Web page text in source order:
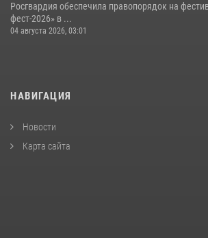
Росгвардия обеспечила правопорядок на
фест-2026» в ...
04 августа 2026, 03:01
НАВИГАЦИЯ
Новости
Карта сайта